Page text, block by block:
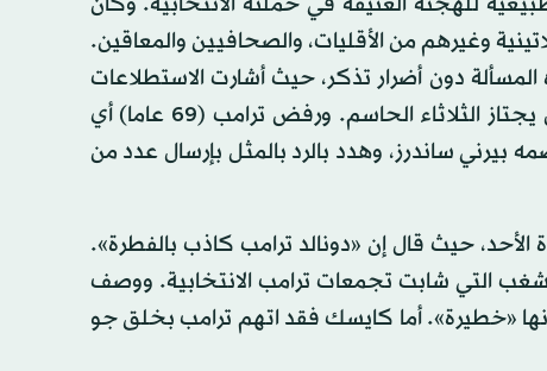
وغيرهم من الأقليات، والصحافيين والمعاقين.
دون أضرار تذكر، حيث أشارت الاستطلاعات
إلى أنه لا يزال يسير بخطى ثابتة باتجاه الحصول على ترشيح حزبه بعد أن يجتاز الثلاثاء الحاسم. ورفض ترامب (69 عاما) أي
بيرني ساندرز، وهدد بالرد بالمثل بإرسال عدد من
البالغ من العمر 74 عاما، إلى الرد بقوة الأحد، حيث قال إن «دونالد ترامب كاذب بالفطرة».
التي شابت تجمعات ترامب الانتخابية. ووصف
«خطيرة». أما كايسك فقد اتهم ترامب بخلق جو